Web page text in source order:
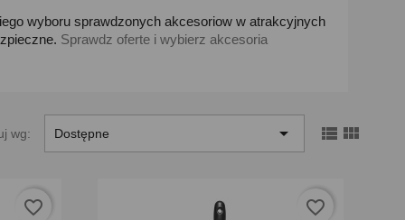
wyboru sprawdzonych akcesoriow w atrakcyjnych
Sprawdz oferte i wybierz akcesoria
wg: Dostępne   
favorite_border favorite_border